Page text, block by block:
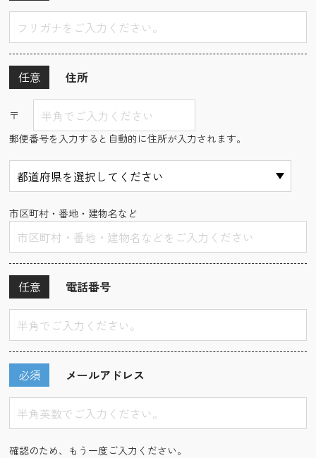
住所
任意
〒
郵便番号を入力すると自動的に住所が入力されます。
市区町村・番地・建物名など
電話番号
任意
メールアドレス
必須
確認のため、もう一度ご入力ください。